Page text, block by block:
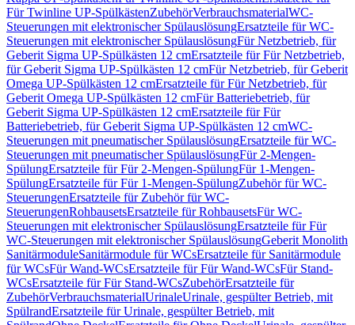
Für Twinline UP-SpülkästenZubehörVerbrauchsmaterialWC-
Steuerungen mit elektronischer SpülauslösungErsatzteile für WC-
Steuerungen mit elektronischer SpülauslösungFür Netzbetrieb, für
Geberit Sigma UP-Spülkästen 12 cmErsatzteile für Für Netzbetrieb,
für Geberit Sigma UP-Spülkästen 12 cmFür Netzbetrieb, für Geberit
Omega UP-Spülkästen 12 cmErsatzteile für Für Netzbetrieb, für
Geberit Omega UP-Spülkästen 12 cmFür Batteriebetrieb, für
Geberit Sigma UP-Spülkästen 12 cmErsatzteile für Für
Batteriebetrieb, für Geberit Sigma UP-Spülkästen 12 cmWC-
Steuerungen mit pneumatischer SpülauslösungErsatzteile für WC-
Steuerungen mit pneumatischer SpülauslösungFür 2-Mengen-
SpülungErsatzteile für Für 2-Mengen-SpülungFür 1-Mengen-
SpülungErsatzteile für Für 1-Mengen-SpülungZubehör für WC-
SteuerungenErsatzteile für Zubehör für WC-
SteuerungenRohbausetsErsatzteile für RohbausetsFür WC-
Steuerungen mit elektronischer SpülauslösungErsatzteile für Für
WC-Steuerungen mit elektronischer SpülauslösungGeberit Monolith
SanitärmoduleSanitärmodule für WCsErsatzteile für Sanitärmodule
für WCsFür Wand-WCsErsatzteile für Für Wand-WCsFür Stand-
WCsErsatzteile für Für Stand-WCsZubehörErsatzteile für
ZubehörVerbrauchsmaterialUrinaleUrinale, gespülter Betrieb, mit
SpülrandErsatzteile für Urinale, gespülter Betrieb, mit